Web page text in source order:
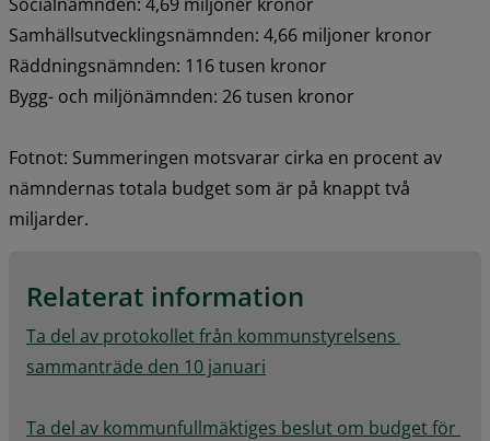
Samhällsutvecklingsnämnden: 4,66 miljoner kronor
Räddningsnämnden: 116 tusen kronor
Bygg- och miljönämnden: 26 tusen kronor
Fotnot: Summeringen motsvarar cirka en procent av
nämndernas totala budget som är på knappt två
miljarder.
Relaterat information
Ta del av protokollet från kommunstyrelsens
sammanträde den 10 januari
Ta del av kommunfullmäktiges beslut om budget för